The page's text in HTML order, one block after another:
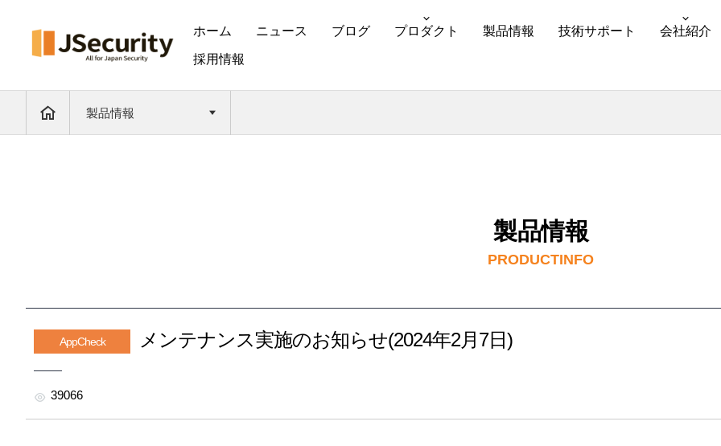
ホーム ニュース ブログ プロダクト 製品情報 技術サポート 会社紹介
採用情報
製品情報
製品情報
PRODUCTINFO
AppCheck メンテナンス実施のお知らせ(2024年2月7日)
39066